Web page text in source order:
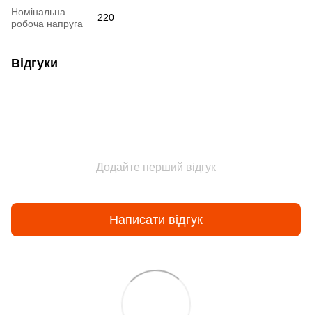
Номінальна
робоча напруга
220
Відгуки
Додайте перший відгук
Написати відгук